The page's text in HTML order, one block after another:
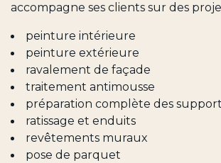
accompagne ses clients sur des
peinture intérieure
peinture extérieure
ravalement de façade
traitement antimousse
préparation complète des
ratissage et enduits
revêtements muraux
pose de parquet